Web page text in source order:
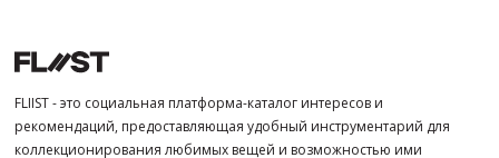
FLIIST - это социальная платформа-каталог интересов и
рекомендаций, предоставляющая удобный инструментарий для
коллекционирования любимых вещей и возможностью ими